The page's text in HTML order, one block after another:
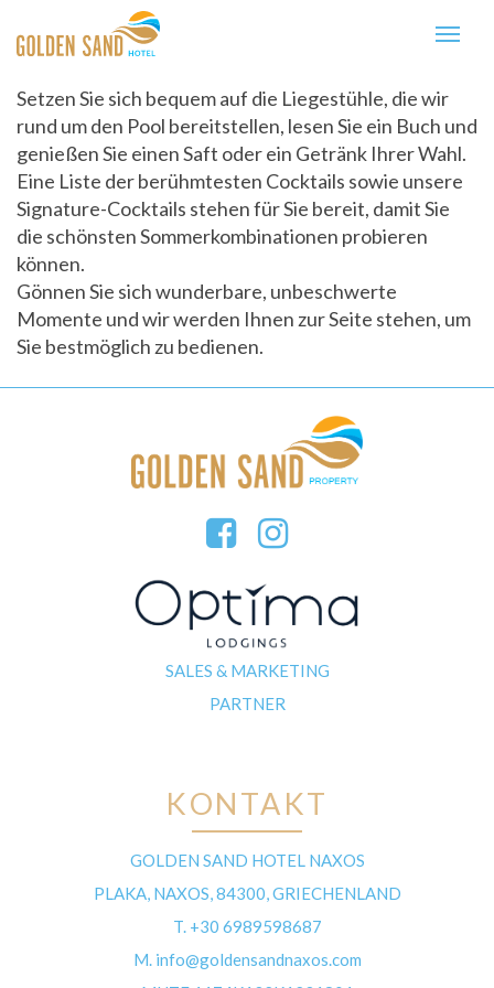
Setzen Sie sich bequem auf die Liegestühle, die wir
rund um den Pool bereitstellen, lesen Sie ein Buch und
genießen Sie einen Saft oder ein Getränk Ihrer Wahl.
Eine Liste der berühmtesten Cocktails sowie unsere
Signature-Cocktails stehen für Sie bereit, damit Sie
die schönsten Sommerkombinationen probieren
können.
Gönnen Sie sich wunderbare, unbeschwerte
Momente und wir werden Ihnen zur Seite stehen, um
Sie bestmöglich zu bedienen.
SALES & MARKETING
PARTNER
KONTAKT
GOLDEN SAND HOTEL NAXOS
PLAKA, NAXOS, 84300, GRIECHENLAND
T. +30 6989598687
M. info@goldensandnaxos.com